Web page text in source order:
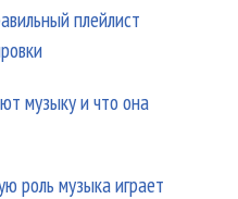
плейлист
музыку и что она
роль музыка играет